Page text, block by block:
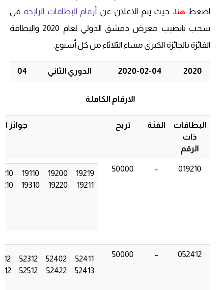
اضغط هنا، حيث يتم الاعلان عن أرقام البطاقات الرابحةفي
سحب يانصيب معرض دمشق الدولي لعام 2020 والبطاقة
الفائزة بالجائزة الكبرى مساء الثلاثاء من كل أسبوع.
2020
2020-02-04 الدوري الثاني 04
الارقام الكاملة
البطاقات
ذات
الرقم
الفئة تربح جوائز
019210
–
50000
19219
19211
19200
19220
19110
19310
052412
–
50000
52411
52413
52402
52422
52312
52512